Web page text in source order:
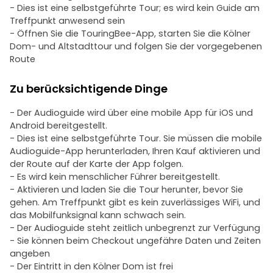
- Dies ist eine selbstgeführte Tour; es wird kein Guide am
Treffpunkt anwesend sein
- Öffnen Sie die TouringBee-App, starten Sie die Kölner
Dom- und Altstadttour und folgen Sie der vorgegebenen
Route
Zu berücksichtigende Dinge
- Der Audioguide wird über eine mobile App für iOS und
Android bereitgestellt.
- Dies ist eine selbstgeführte Tour. Sie müssen die mobile
Audioguide-App herunterladen, Ihren Kauf aktivieren und
der Route auf der Karte der App folgen.
- Es wird kein menschlicher Führer bereitgestellt.
- Aktivieren und laden Sie die Tour herunter, bevor Sie
gehen. Am Treffpunkt gibt es kein zuverlässiges WiFi, und
das Mobilfunksignal kann schwach sein.
- Der Audioguide steht zeitlich unbegrenzt zur Verfügung
- Sie können beim Checkout ungefähre Daten und Zeiten
angeben
- Der Eintritt in den Kölner Dom ist frei